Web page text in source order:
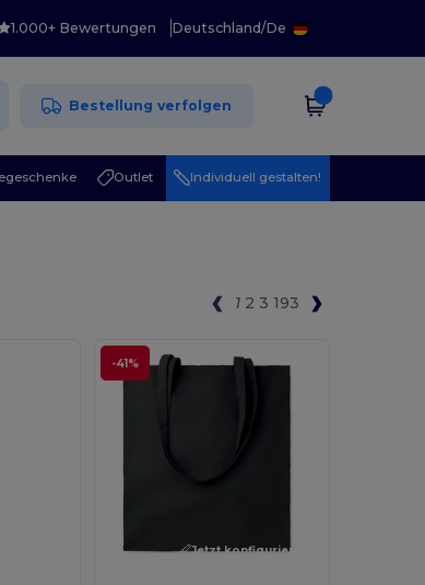
1.000+ Bewertungen Deutschland/De
Bestellung verfolgen
Outlet Individuell gestalten!
1 2 3 193
-41%
Jetzt konfigurieren!